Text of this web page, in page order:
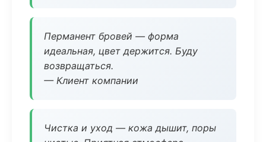
Перманент бровей — форма
идеальная, цвет держится. Буду
возвращаться.
— Клиент компании
Чистка и уход — кожа дышит, поры